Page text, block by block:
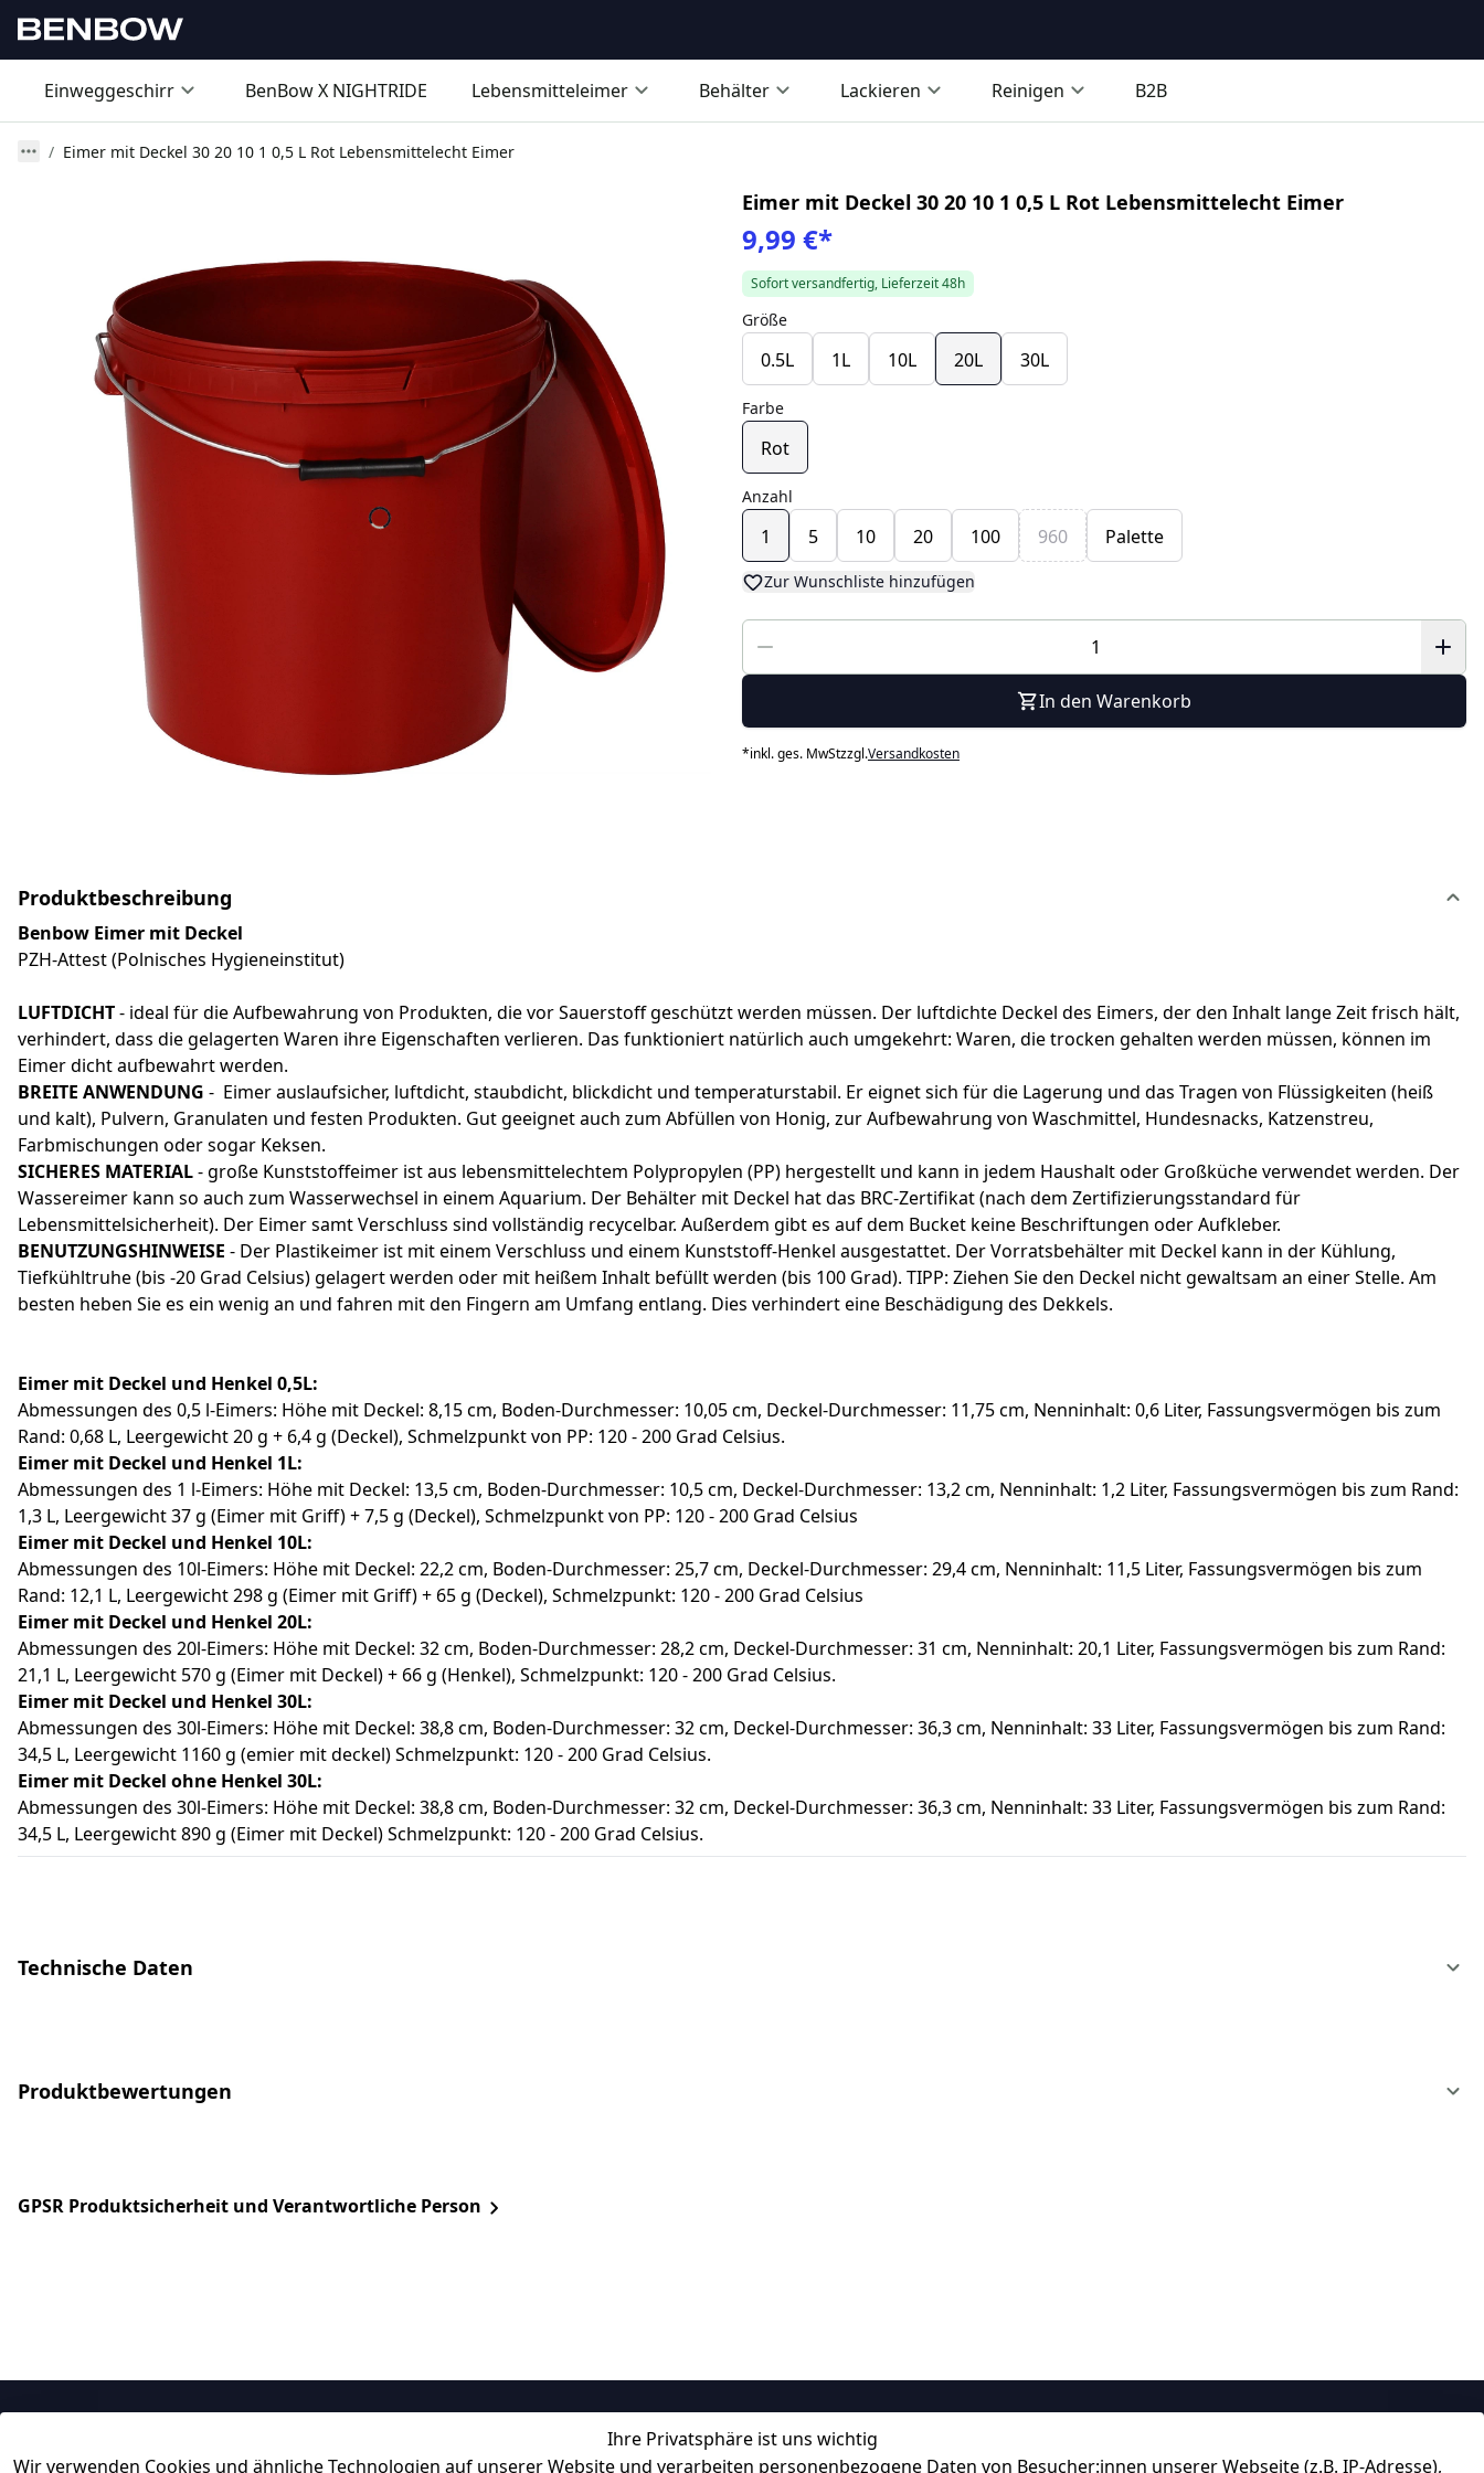
Einweggeschirr BenBow X NIGHTRIDE Lebensmitteleimer Behälter Lackieren Reinigen B2B
Eimer mit Deckel 30 20 10 1 0,5 L Rot Lebensmittelecht Eimer
Eimer mit Deckel 30 20 10 1 0,5 L Rot Lebensmittelecht Eimer
9,99 €*
Sofort versandfertig, Lieferzeit 48h
Größe
0.5L 1L 10L 20L 30L
Farbe
Rot
Anzahl
1 5 10 20 100 960 Palette
Zur Wunschliste hinzufügen
In den Warenkorb
*inkl. ges. MwStzzgl.Versandkosten
Produktbeschreibung
Benbow Eimer mit Deckel
PZH-Attest (Polnisches Hygieneinstitut)
LUFTDICHT- ideal für die Aufbewahrung von Produkten, die vor Sauerstoff geschützt werden müssen. Der luftdichte Deckel des Eimers, der den Inhalt lange Zeit frisch hält,
verhindert, dass die gelagerten Waren ihre Eigenschaften verlieren. Das funktioniert natürlich auch umgekehrt: Waren, die trocken gehalten werden müssen, können im
Eimer dicht aufbewahrt werden.
BREITE ANWENDUNG - Eimer auslaufsicher, luftdicht, staubdicht, blickdicht und temperaturstabil. Er eignet sich für die Lagerung und das Tragen von Flüssigkeiten (heiß
und kalt), Pulvern, Granulaten und festen Produkten. Gut geeignet auch zum Abfüllen von Honig, zur Aufbewahrung von Waschmittel, Hundesnacks, Katzenstreu,
Farbmischungen oder sogar Keksen.
SICHERES MATERIAL- große Kunststoffeimer ist aus lebensmittelechtem Polypropylen (PP) hergestellt und kann in jedem Haushalt oder Großküche verwendet werden. Der
Wassereimer kann so auch zum Wasserwechsel in einem Aquarium. Der Behälter mit Deckel hat das BRC-Zertifikat (nach dem Zertifizierungsstandard für
Lebensmittelsicherheit). Der Eimer samt Verschluss sind vollständig recycelbar. Außerdem gibt es auf dem Bucket keine Beschriftungen oder Aufkleber.
BENUTZUNGSHINWEISE - Der Plastikeimer ist mit einem Verschluss und einem Kunststoff-Henkel ausgestattet. Der Vorratsbehälter mit Deckel kann in der Kühlung,
Tiefkühltruhe (bis -20 Grad Celsius) gelagert werden oder mit heißem Inhalt befüllt werden (bis 100 Grad). TIPP: Ziehen Sie den Deckel nicht gewaltsam an einer Stelle. Am
besten heben Sie es ein wenig an und fahren mit den Fingern am Umfang entlang. Dies verhindert eine Beschädigung des Dekkels.
Eimer mit Deckel und Henkel 0,5L:
Abmessungen des 0,5 l-Eimers: Höhe mit Deckel: 8,15 cm, Boden-Durchmesser: 10,05 cm, Deckel-Durchmesser: 11,75 cm, Nenninhalt: 0,6 Liter, Fassungsvermögen bis zum
Rand: 0,68 L, Leergewicht 20 g + 6,4 g (Deckel), Schmelzpunkt von PP: 120 - 200 Grad Celsius.
Eimer mit Deckel und Henkel 1L:
Abmessungen des 1 l-Eimers: Höhe mit Deckel: 13,5 cm, Boden-Durchmesser: 10,5 cm, Deckel-Durchmesser: 13,2 cm, Nenninhalt: 1,2 Liter, Fassungsvermögen bis zum Rand:
1,3 L, Leergewicht 37 g (Eimer mit Griff) + 7,5 g (Deckel), Schmelzpunkt von PP: 120 - 200 Grad Celsius
Eimer mit Deckel und Henkel 10L:
Abmessungen des 10l-Eimers: Höhe mit Deckel: 22,2 cm, Boden-Durchmesser: 25,7 cm, Deckel-Durchmesser: 29,4 cm, Nenninhalt: 11,5 Liter, Fassungsvermögen bis zum
Rand: 12,1 L, Leergewicht 298 g (Eimer mit Griff) + 65 g (Deckel), Schmelzpunkt: 120 - 200 Grad Celsius
Eimer mit Deckel und Henkel 20L:
Abmessungen des 20l-Eimers: Höhe mit Deckel: 32 cm, Boden-Durchmesser: 28,2 cm, Deckel-Durchmesser: 31 cm, Nenninhalt: 20,1 Liter, Fassungsvermögen bis zum Rand:
21,1 L, Leergewicht 570 g (Eimer mit Deckel) + 66 g (Henkel), Schmelzpunkt: 120 - 200 Grad Celsius.
Eimer mit Deckel und Henkel 30L:
Abmessungen des 30l-Eimers: Höhe mit Deckel: 38,8 cm, Boden-Durchmesser: 32 cm, Deckel-Durchmesser: 36,3 cm, Nenninhalt: 33 Liter, Fassungsvermögen bis zum Rand:
34,5 L, Leergewicht 1160 g (emier mit deckel) Schmelzpunkt: 120 - 200 Grad Celsius.
Eimer mit Deckel ohne Henkel 30L:
Abmessungen des 30l-Eimers: Höhe mit Deckel: 38,8 cm, Boden-Durchmesser: 32 cm, Deckel-Durchmesser: 36,3 cm, Nenninhalt: 33 Liter, Fassungsvermögen bis zum Rand:
34,5 L, Leergewicht 890 g (Eimer mit Deckel) Schmelzpunkt: 120 - 200 Grad Celsius.
Technische Daten
Produktbewertungen
GPSR Produktsicherheit und Verantwortliche Person
Ihre Privatsphäre ist uns wichtig
Wir verwenden Cookies und ähnliche Technologien auf unserer Website und verarbeiten personenbezogene Daten von Besucher:innen unserer Webseite (z.B. IP-Adresse),
Informationen